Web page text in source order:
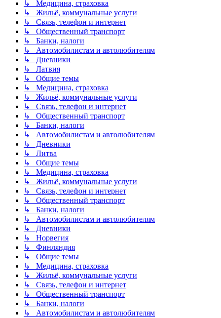
↳ Медицина, страховка
↳ Жильё, коммунальные услуги
↳ Связь, телефон и интернет
↳ Общественный транспорт
↳ Банки, налоги
↳ Автомобилистам и автолюбителям
↳ Дневники
↳ Латвия
↳ Общие темы
↳ Медицина, страховка
↳ Жильё, коммунальные услуги
↳ Связь, телефон и интернет
↳ Общественный транспорт
↳ Банки, налоги
↳ Автомобилистам и автолюбителям
↳ Дневники
↳ Литва
↳ Общие темы
↳ Медицина, страховка
↳ Жильё, коммунальные услуги
↳ Связь, телефон и интернет
↳ Общественный транспорт
↳ Банки, налоги
↳ Автомобилистам и автолюбителям
↳ Дневники
↳ Норвегия
↳ Финляндия
↳ Общие темы
↳ Медицина, страховка
↳ Жильё, коммунальные услуги
↳ Связь, телефон и интернет
↳ Общественный транспорт
↳ Банки, налоги
↳ Автомобилистам и автолюбителям